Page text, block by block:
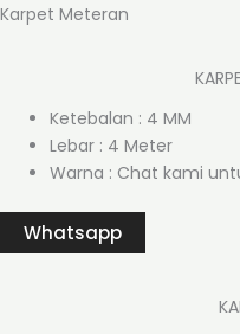
Karpet Meteran
Ketebalan : 4 MM
Lebar : 4 Meter
Warna : Chat kami
Whatsapp